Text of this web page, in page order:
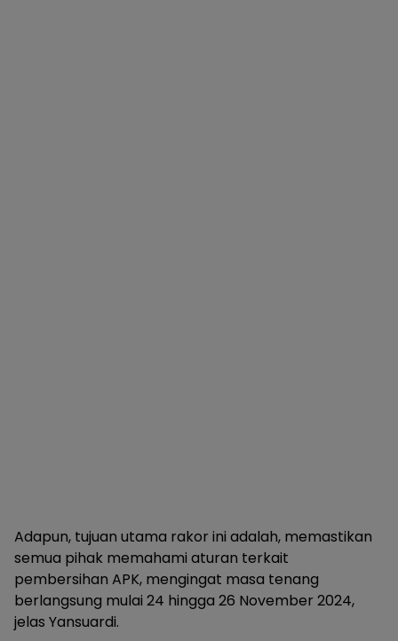
Adapun, tujuan utama rakor ini adalah, memastikan
semua pihak memahami aturan terkait
pembersihan APK, mengingat masa tenang
berlangsung mulai 24 hingga 26 November 2024,
jelas Yansuardi.